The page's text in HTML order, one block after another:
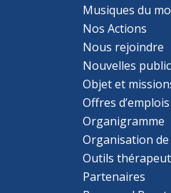
Musiques du
Nos Actions
Nous rejoindre
Nouvelles
Objet et
Offres d’emplois
Organigramme
Organisation
Outils
Partenaires